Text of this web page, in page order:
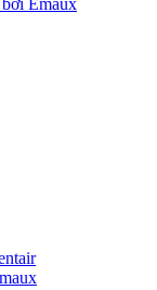
Emaux